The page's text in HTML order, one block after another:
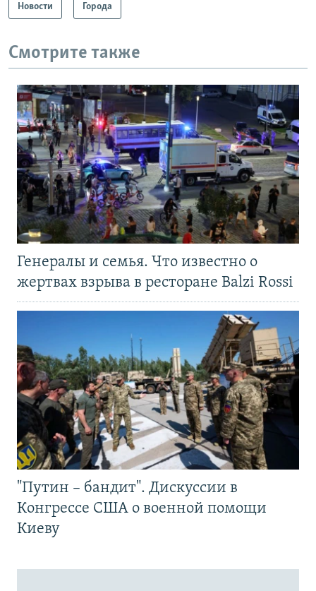
Новости Города
Смотрите также
Генералы и семья. Что известно о
жертвах взрыва в ресторане Balzi Rossi
"Путин – бандит". Дискуссии в
Конгрессе США о военной помощи
Киеву